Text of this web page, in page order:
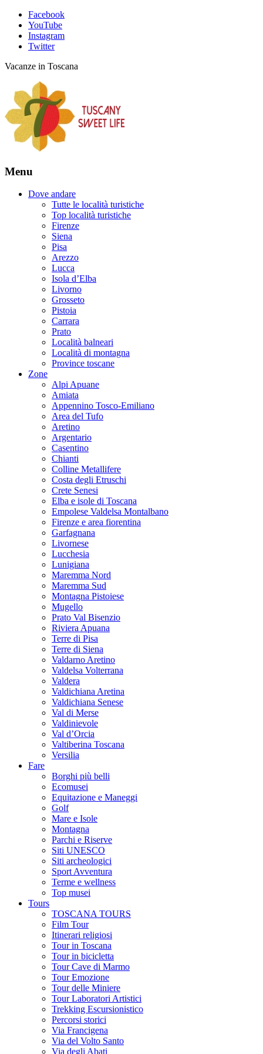
Facebook
YouTube
Instagram
Twitter
Vacanze in Toscana
Menu
Dove andare
Tutte le località turistiche
Top località turistiche
Firenze
Siena
Pisa
Arezzo
Lucca
Isola d’Elba
Livorno
Grosseto
Pistoia
Carrara
Prato
Località balneari
Località di montagna
Province toscane
Zone
Alpi Apuane
Amiata
Appennino Tosco-Emiliano
Area del Tufo
Aretino
Argentario
Casentino
Chianti
Colline Metallifere
Costa degli Etruschi
Crete Senesi
Elba e isole di Toscana
Empolese Valdelsa Montalbano
Firenze e area fiorentina
Garfagnana
Livornese
Lucchesia
Lunigiana
Maremma Nord
Maremma Sud
Montagna Pistoiese
Mugello
Prato Val Bisenzio
Riviera Apuana
Terre di Pisa
Terre di Siena
Valdarno Aretino
Valdelsa Volterrana
Valdera
Valdichiana Aretina
Valdichiana Senese
Val di Merse
Valdinievole
Val d’Orcia
Valtiberina Toscana
Versilia
Fare
Borghi più belli
Ecomusei
Equitazione e Maneggi
Golf
Mare e Isole
Montagna
Parchi e Riserve
Siti UNESCO
Siti archeologici
Sport Avventura
Terme e wellness
Top musei
Tours
TOSCANA TOURS
Film Tour
Itinerari religiosi
Tour in Toscana
Tour in bicicletta
Tour Cave di Marmo
Tour Emozione
Tour delle Miniere
Tour Laboratori Artistici
Trekking Escursionistico
Percorsi storici
Via Francigena
Via del Volto Santo
Via degli Abati